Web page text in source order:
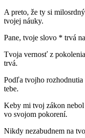
A preto, že ty si
tvojej náuky.
Pane, tvoje slovo * trvá
Tvoja vernosť z
trvá.
Podľa tvojho rozhodnutia
tebe.
Keby mi tvoj zákon
vo svojom pokorení.
Nikdy nezabudnem na